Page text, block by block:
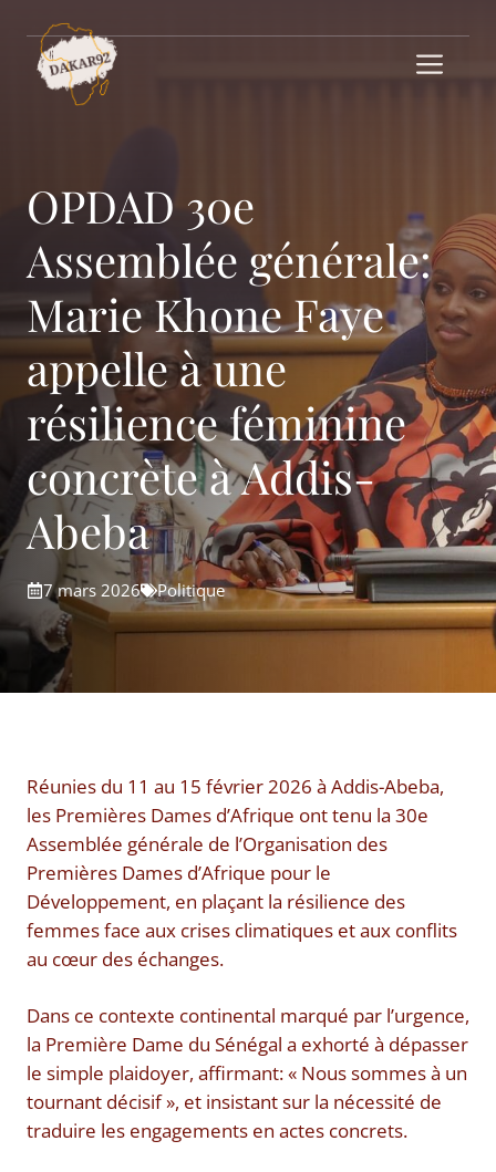
contenu
OPDAD 30e
Assemblée générale:
Marie Khone Faye
appelle à une
résilience féminine
concrète à Addis-
Abeba
7 mars 2026 Politique
Réunies du 11 au 15 février 2026 à Addis-Abeba,
les Premières Dames d’Afrique ont tenu la 30e
Assemblée générale de l’Organisation des
Premières Dames d’Afrique pour le
Développement, en plaçant la résilience des
femmes face aux crises climatiques et aux conflits
au cœur des échanges.
Dans ce contexte continental marqué par l’urgence,
la Première Dame du Sénégal a exhorté à dépasser
le simple plaidoyer, affirmant: « Nous sommes à un
tournant décisif », et insistant sur la nécessité de
traduire les engagements en actes concrets.